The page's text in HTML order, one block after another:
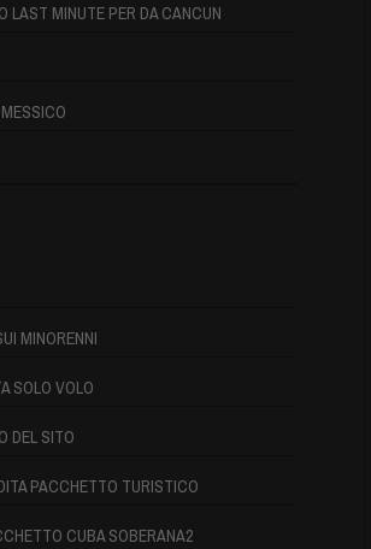
LAST MINUTE PER DA CANCUN
MINORENNI
SOLO VOLO
DEL SITO
PACCHETTO TURISTICO
CUBA SOBERANA2